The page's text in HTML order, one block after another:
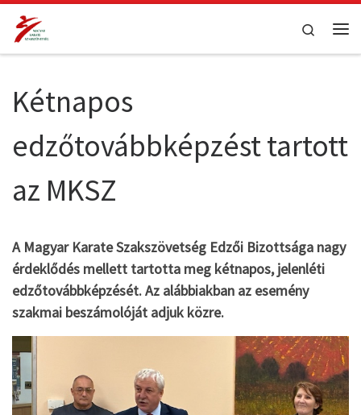
Teljes tartalom megjelenítése
Search
Kétnapos
edzőtovábbképzést tartott
az MKSZ
A Magyar Karate Szakszövetség Edzői Bizottsága nagy
érdeklődés mellett tartotta meg kétnapos, jelenléti
edzőtovábbképzését. Az alábbiakban az esemény
szakmai beszámolóját adjuk közre.